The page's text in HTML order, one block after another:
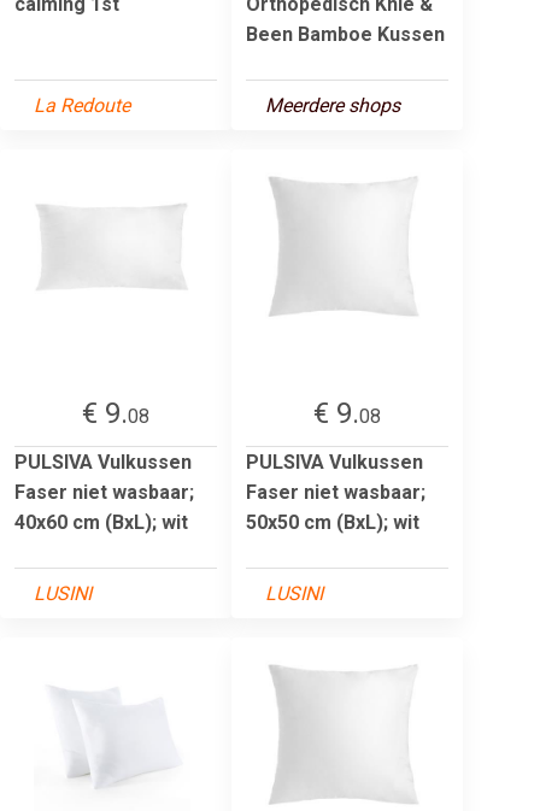
La Redoute
Been Bamboe Kussen
Meerdere shops
€ 9.08
PULSIVA Vulkussen
Faser niet wasbaar;
40x60 cm (BxL); wit
LUSINI
€ 9.08
PULSIVA Vulkussen
Faser niet wasbaar;
50x50 cm (BxL); wit
LUSINI